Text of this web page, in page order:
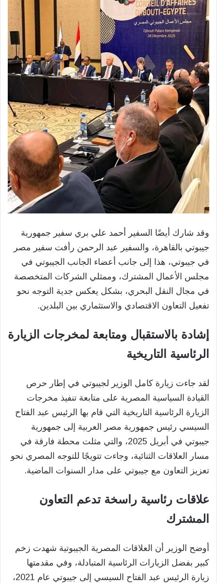
وقد شارك أيضًا السفير أحمد علي بري سفير جمهورية
جيبوتي بالقاهرة، والسفير عبد الرحمن رأفت سفير مصر
في جيبوتي، هذا إلى جانب أعضاء الجانب الجيبوتي في
مجلس الأعمال المشترك، وممثلي الشركات المتخصصة
في مجال النقل البحري، بشكل يعكس جدية التوجه نحو
تفعيل التعاون الاقتصادي والاستثماري بين البلدين.
إشادة بالاستقبال ومتابعة لمخرجات الزيارة
الرئاسية التاريخية
لقد جاءت زيارة كامل الوزير لجيبوتي في إطار حرص
القيادة السياسية المصرية على متابعة تنفيذ مخرجات
الزيارة الرئاسية التاريخية التي قام بها الرئيس عبد الفتاح
السيسي رئيس جمهورية مصر العربية إلى جمهورية
جيبوتي في أبريل 2025، والتي مثلت محطة فارقة في
مسار العلاقات الثنائية، وجاءت تتويجًا للتوجه المصري نحو
تعزيز التعاون مع جيبوتي على مدار السنوات الماضية.
علاقات رئاسية راسخة تدعم التعاون
المشترك
أوضح الوزير أن العلاقات المصرية الجيبوتية شهدت زخم
كبير بفضل الزيارات الرئاسية المتبادلة، وفي مقدمتها
زيارة الرئيس عبد الفتاح السيسي إلى جيبوتي عام 2021،